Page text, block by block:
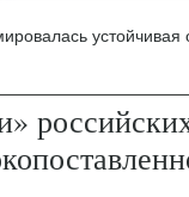
устойчивая